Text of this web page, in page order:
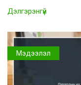
Дэлгэрэнгүй
Мэдээлэл